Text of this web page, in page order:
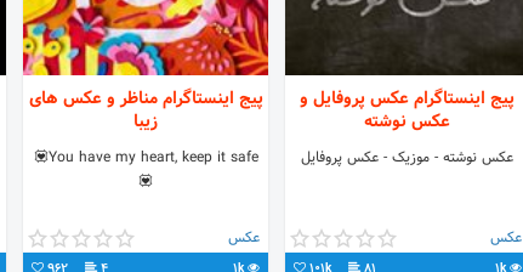
پیج اینستاگرام عکس پروفایل و
عکس نوشته
عکس نوشته - موزیک - عکس پروفایل
عکس
پیج اینستاگرام مناظر و عکس های
زیبا
You have my heart, keep it safe💟
💟
عکس